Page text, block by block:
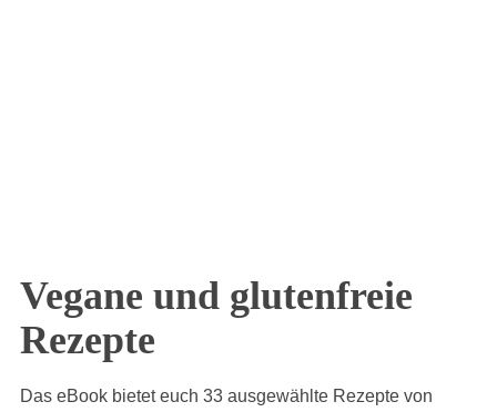
Vegane und glutenfreie
Rezepte
Das eBook bietet euch 33 ausgewählte Rezepte von